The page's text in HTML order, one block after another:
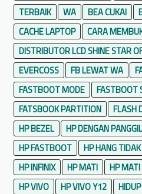
TERBAIK
WA BEA CUKAI
CACHE LAPTOP
CARA
DISTRIBUTOR LCD SHINE STAR
EVERCOSS
FB LEWAT WA
FASTBOOT MODE
FASTBOOT
FATSBOOK PARTITION
FLASH
HP BEZEL
HP DENGAN
HP FASTBOOT
HP HANG
HP INFINIX
HP MATI HP
HP VIVO
HP VIVO Y12